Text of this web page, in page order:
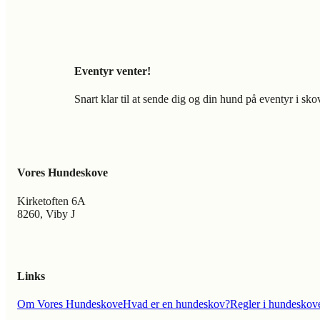
Eventyr venter!
Snart klar til at sende dig og din hund på eventyr i
Vores Hundeskove
Kirketoften 6A
8260, Viby J
Links
Om Vores HundeskoveHvad er en hundeskov?Regler i